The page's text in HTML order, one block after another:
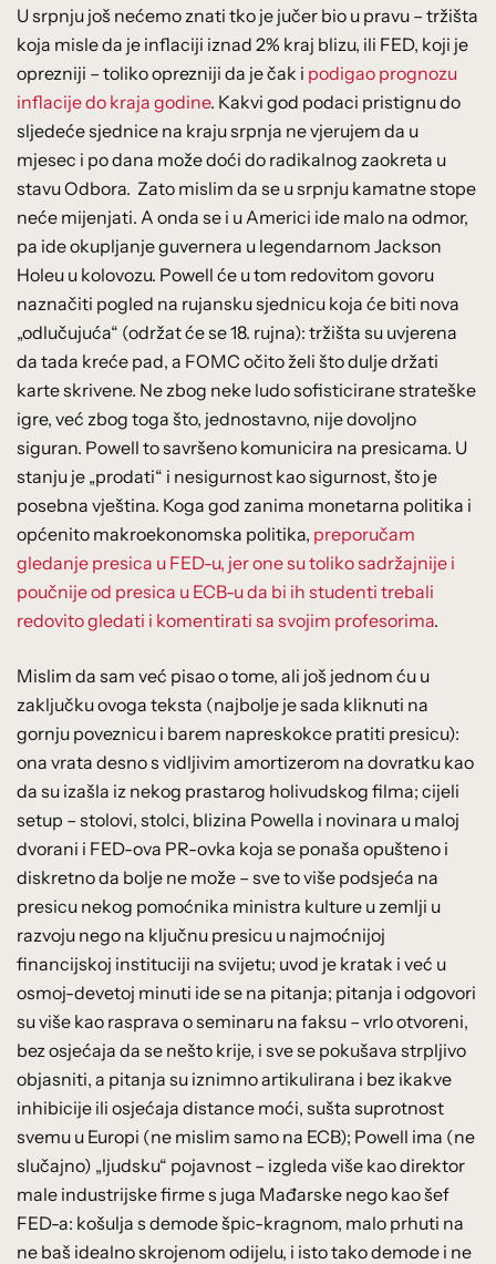
U srpnju još nećemo znati tko je jučer bio u pravu – tržišta
koja misle da je inflaciji iznad 2% kraj blizu, ili FED, koji je
oprezniji – toliko oprezniji da je čak i podigao prognozu
inflacije do kraja godine. Kakvi god podaci pristignu do
sljedeće sjednice na kraju srpnja ne vjerujem da u
mjesec i po dana može doći do radikalnog zaokreta u
stavu Odbora. Zato mislim da se u srpnju kamatne stope
neće mijenjati. A onda se i u Americi ide malo na odmor,
pa ide okupljanje guvernera u legendarnom Jackson
Holeu u kolovozu. Powell će u tom redovitom govoru
naznačiti pogled na rujansku sjednicu koja će biti nova
„odlučujuća“ (održat će se 18. rujna): tržišta su uvjerena
da tada kreće pad, a FOMC očito želi što dulje držati
karte skrivene. Ne zbog neke ludo sofisticirane strateške
igre, već zbog toga što, jednostavno, nije dovoljno
siguran. Powell to savršeno komunicira na presicama. U
stanju je „prodati“ i nesigurnost kao sigurnost, što je
posebna vještina. Koga god zanima monetarna politika i
općenito makroekonomska politika, preporučam
gledanje presica u FED-u, jer one su toliko sadržajnije i
poučnije od presica u ECB-u da bi ih studenti trebali
redovito gledati i komentirati sa svojim profesorima.
Mislim da sam već pisao o tome, ali još jednom ću u
zaključku ovoga teksta (najbolje je sada kliknuti na
gornju poveznicu i barem napreskokce pratiti presicu):
ona vrata desno s vidljivim amortizerom na dovratku kao
da su izašla iz nekog prastarog holivudskog filma; cijeli
setup – stolovi, stolci, blizina Powella i novinara u maloj
dvorani i FED-ova PR-ovka koja se ponaša opušteno i
diskretno da bolje ne može – sve to više podsjeća na
presicu nekog pomoćnika ministra kulture u zemlji u
razvoju nego na ključnu presicu u najmoćnijoj
financijskoj instituciji na svijetu; uvod je kratak i već u
osmoj-devetoj minuti ide se na pitanja; pitanja i odgovori
su više kao rasprava o seminaru na faksu – vrlo otvoreni,
bez osjećaja da se nešto krije, i sve se pokušava strpljivo
objasniti, a pitanja su iznimno artikulirana i bez ikakve
inhibicije ili osjećaja distance moći, sušta suprotnost
svemu u Europi (ne mislim samo na ECB); Powell ima (ne
slučajno) „ljudsku“ pojavnost – izgleda više kao direktor
male industrijske firme s juga Mađarske nego kao šef
FED-a: košulja s demode špic-kragnom, malo prhuti na
ne baš idealno skrojenom odijelu, i isto tako demode i ne